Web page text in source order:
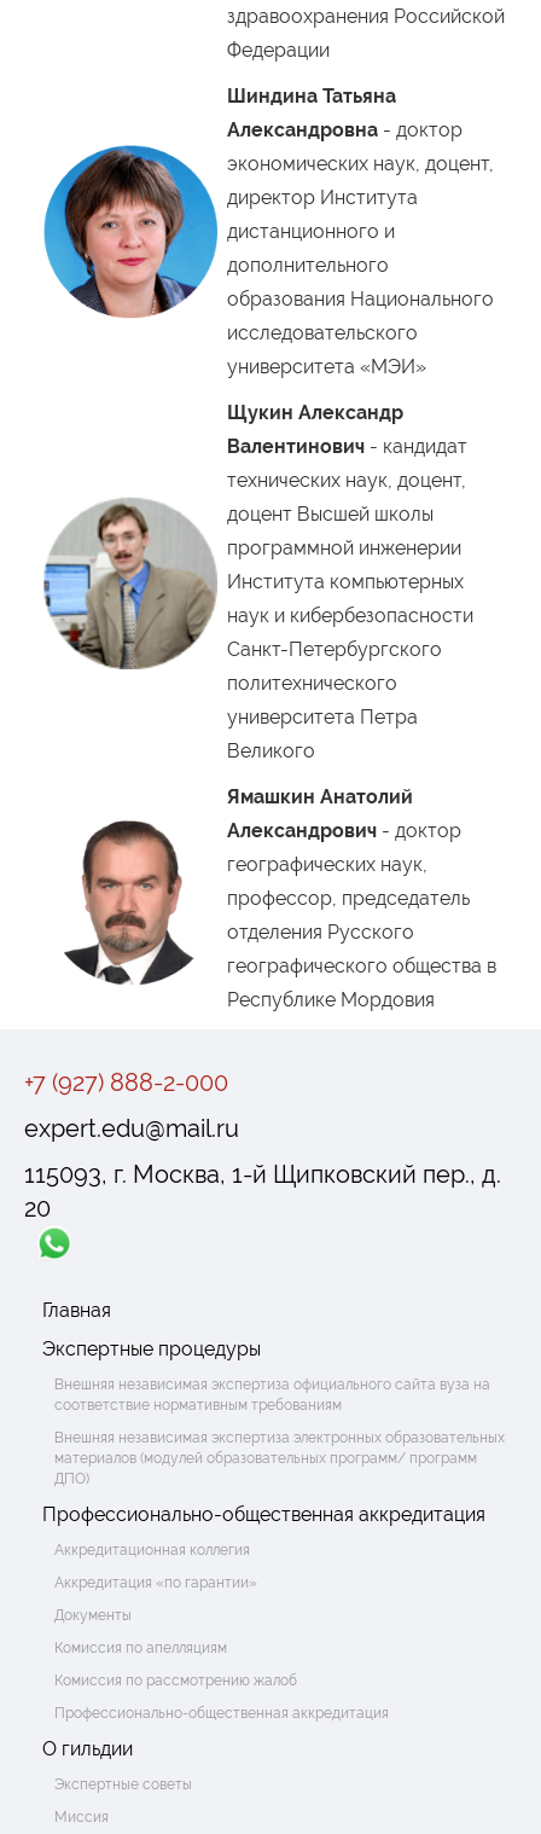
здравоохранения Российской
Федерации
Шиндина Татьяна
Александровна - доктор
экономических наук, доцент,
директор Института
дистанционного и
дополнительного
образования Национального
исследовательского
университета «МЭИ»
Щукин Александр
Валентинович - кандидат
технических наук, доцент,
доцент Высшей школы
программной инженерии
Института компьютерных
наук и кибербезопасности
Санкт-Петербургского
политехнического
университета Петра
Великого
Ямашкин Анатолий
Александрович - доктор
географических наук,
профессор, председатель
отделения Русского
географического общества в
Республике Мордовия
+7 (927) 888-2-000
expert.edu@mail.ru
115093, г. Москва, 1-й Щипковский пер., д.
20
Главная
Экспертные процедуры
Внешняя независимая экспертиза официального сайта вуза на
соответствие нормативным требованиям
Внешняя независимая экспертиза электронных образовательных
материалов (модулей образовательных программ/ программ
ДПО)
Профессионально-общественная аккредитация
Аккредитационная коллегия
Аккредитация «по гарантии»
Документы
Комиссия по апелляциям
Комиссия по рассмотрению жалоб
Профессионально-общественная аккредитация
О гильдии
Экспертные советы
Миссия